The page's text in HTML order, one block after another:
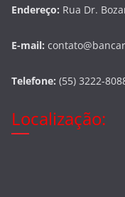
Endereço: Rua Dr.
E-mail:
Telefone: (55) 3222-
Localização: